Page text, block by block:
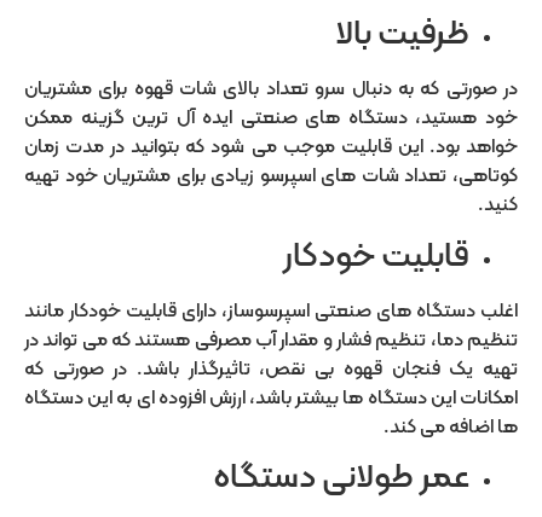
ظرفیت بالا
در صورتی که به دنبال سرو تعداد بالای شات قهوه برای مشتریان
خود هستید، دستگاه های صنعتی ایده آل ترین گزینه ممکن
خواهد بود. این قابلیت موجب می شود که بتوانید در مدت زمان
کوتاهی، تعداد شات های اسپرسو زیادی برای مشتریان خود تهیه
کنید.
قابلیت خودکار
اغلب دستگاه های صنعتی اسپرسوساز، دارای قابلیت خودکار مانند
تنظیم دما، تنظیم فشار و مقدار آب مصرفی هستند که می تواند در
تهیه یک فنجان قهوه بی نقص، تاثیرگذار باشد. در صورتی که
امکانات این دستگاه ها بیشتر باشد، ارزش افزوده ای به این دستگاه
ها اضافه می کند.
عمر طولانی دستگاه